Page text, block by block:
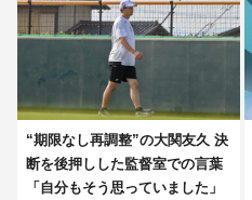
“期限なし再調整”の大関友久 決
断を後押しした監督室での言葉
「自分もそう思っていました」